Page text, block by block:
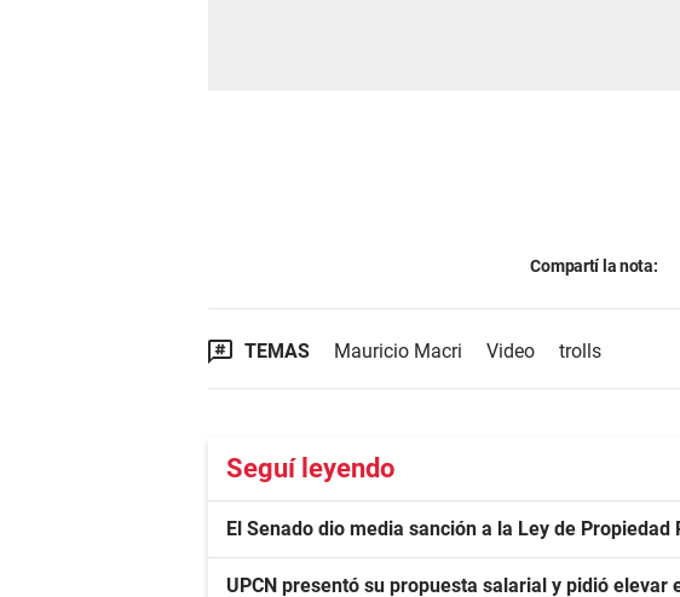
Compartí la nota:
TEMAS Mauricio Macri Video trolls
Seguí leyendo
El Senado dio media sanción a la Ley de Propiedad
UPCN presentó su propuesta salarial y pidió elevar